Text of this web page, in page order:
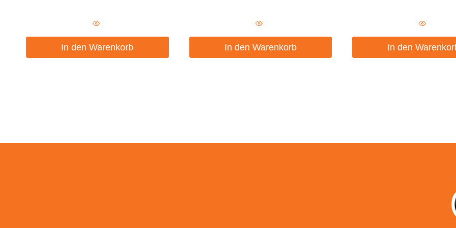
In den Warenkorb In den Warenkorb In den